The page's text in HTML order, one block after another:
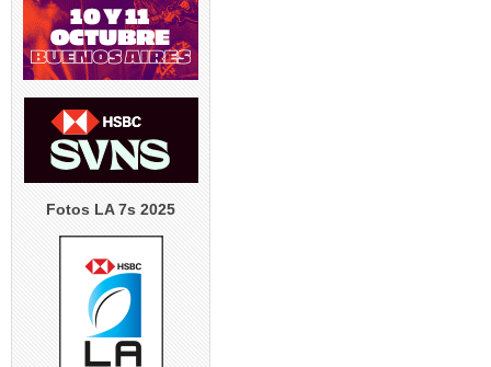
Fotos LA 7s 2025